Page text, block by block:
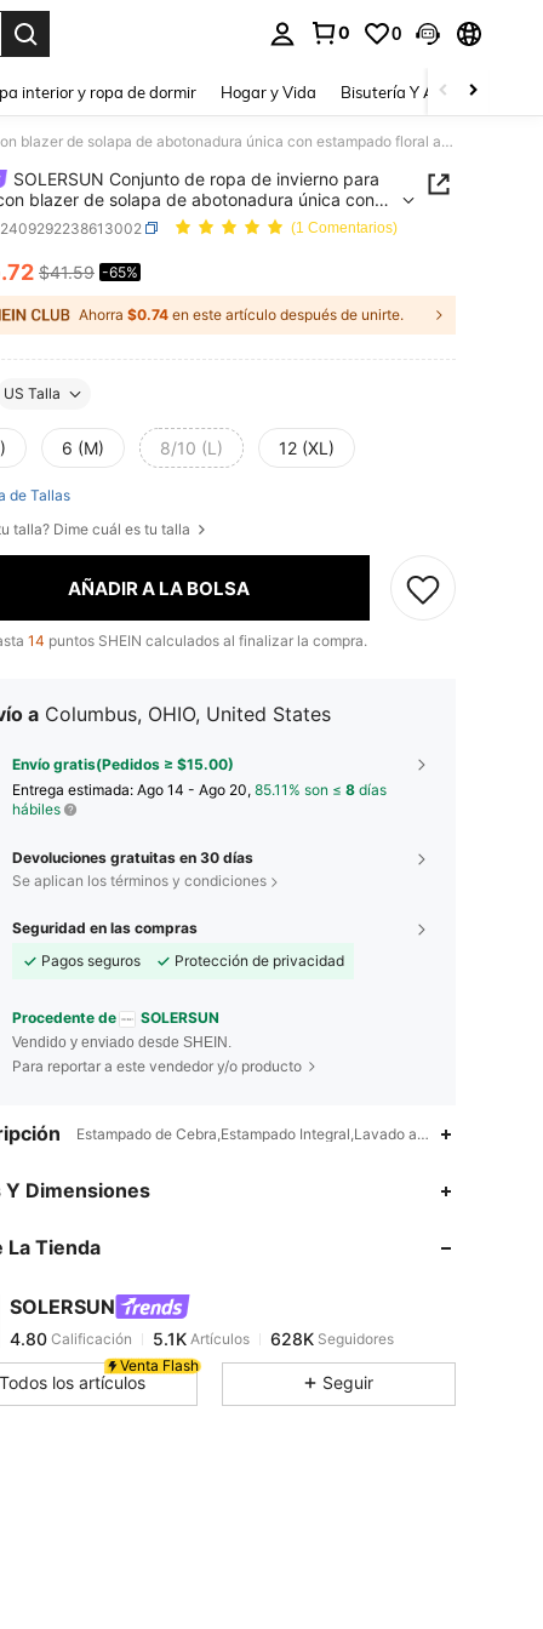
0 0
interior y ropa de dormir Hogar y Vida Bisutería Y Accesorios
SOLERSUN Conjunto de ropa de invierno para mujer con blazer de solapa de abotonadura única con estampado floral aleatorio todo sobre y pantalones anchos de traje
SOLERSUN Conjunto de ropa de invierno para
blazer de solapa de abotonadura única con
floral aleatorio todo sobre y pantalones
de traje
(1 Comentarios)
AND AVAILABILITY
.72 $41.59 -65%
Ahorra $0.74 en este artículo después de unirte.
US Talla
6 (M) 8/10 (L) 12 (XL)
de Tallas
talla? Dime cuál es tu talla
AÑADIR A LA BOLSA
14 puntos SHEIN calculados al finalizar la compra.
a Columbus, OHIO, United States
Envío gratis(Pedidos ≥ $15.00)
Entrega estimada: Ago 14 - Ago 20, 85.11% son ≤ 8 días
hábiles
Devoluciones gratuitas en 30 días
Se aplican los términos y condiciones
Seguridad en las compras
Pagos seguros
Protección de privacidad
Procedente de SOLERSUN
Vendido y enviado desde SHEIN.
Para reportar a este vendedor y/o producto
Estampado de Cebra,Estampado Integral,Lavado a máquina, no
Y Dimensiones
La Tienda
SOLERSUN
4.80
4.80
4.80 Calificación 5.1K Artículos 628K Seguidores
m***spagó Hace 16 horas
4.80 5.1K 628K
Venta Flash
Todos los artículos Seguir